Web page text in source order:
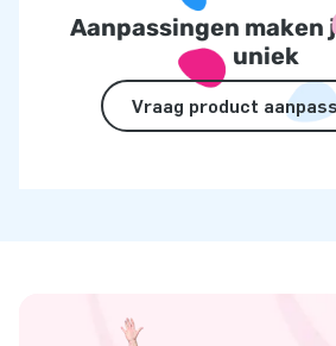
Aanpassingen maken
uniek
Vraag product